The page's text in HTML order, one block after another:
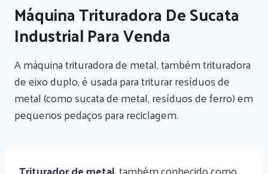
Máquina Trituradora De Sucata
Industrial Para Venda
A máquina trituradora de metal, também trituradora
de eixo duplo, é usada para triturar resíduos de
metal (como sucata de metal, resíduos de ferro) em
pequenos pedaços para reciclagem.